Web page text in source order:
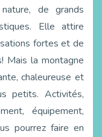
de grands
Elle attire
fortes et de
Mais la montagne
chaleureuse et
petits. Activités,
équipement,
pourrez faire en